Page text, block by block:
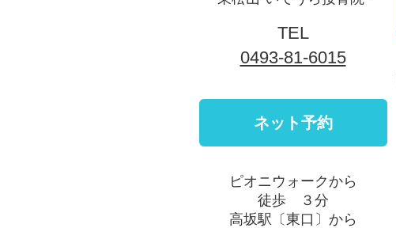
TEL
0493-81-6015
ピオニウォークから
徒歩 ３分
高坂駅〔東口〕から